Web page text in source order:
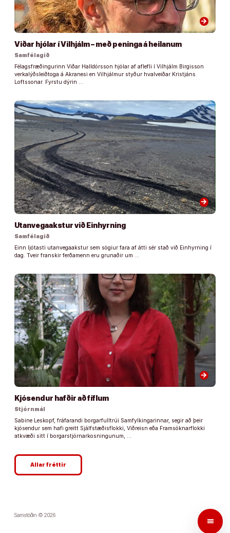
menu
arrow_forward
Viðar hjólar í Vilhjálm – með peninga á heilanum
Samfélagið
Félagsfræðingurinn Viðar Halldórsson hjólar af aflefli í Vilhjálm Birgisson
verkalýðsleiðtoga á Akranesi en Vilhjálmur styður hvalveiðar Kristjáns
Loftssonar. Fyrstu dýrin …
arrow_forward
Utanvegaakstur við Einhyrning
Samfélagið
Einn ljótasti utanvegaakstur sem sögiur fara af átti sér stað við Einhyrning í
dag. Tveir franskir ferðamenn eru grunaðir um …
arrow_forward
Kjósendur hafðir að fíflum
Stjórnmál
Sabine Leskopf, fráfarandi borgarfulltrúi Samfylkingarinnar, segir að þeir
kjósendur sem hafi greitt Sjálfstæðisflokki, Viðreisn eða Framsóknarflokki
atkvæði sitt í borgarstjórnarkosningunum, …
Allar fréttir
Samstöðin © 2026